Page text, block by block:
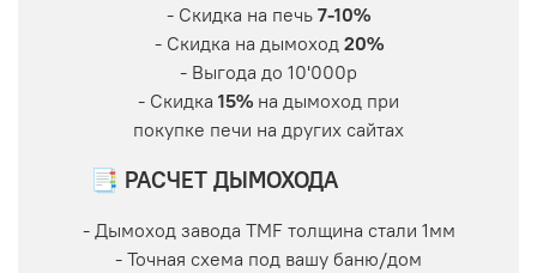
- Скидка на печь 7-10%
- Скидка на дымоход 20%
- Выгода до 10'000р
- Скидка 15% на дымоход при
покупке печи на других сайтах
📑 РАСЧЕТ ДЫМОХОДА
- Дымоход завода TMF толщина стали 1мм
- Точная схема под вашу баню/дом